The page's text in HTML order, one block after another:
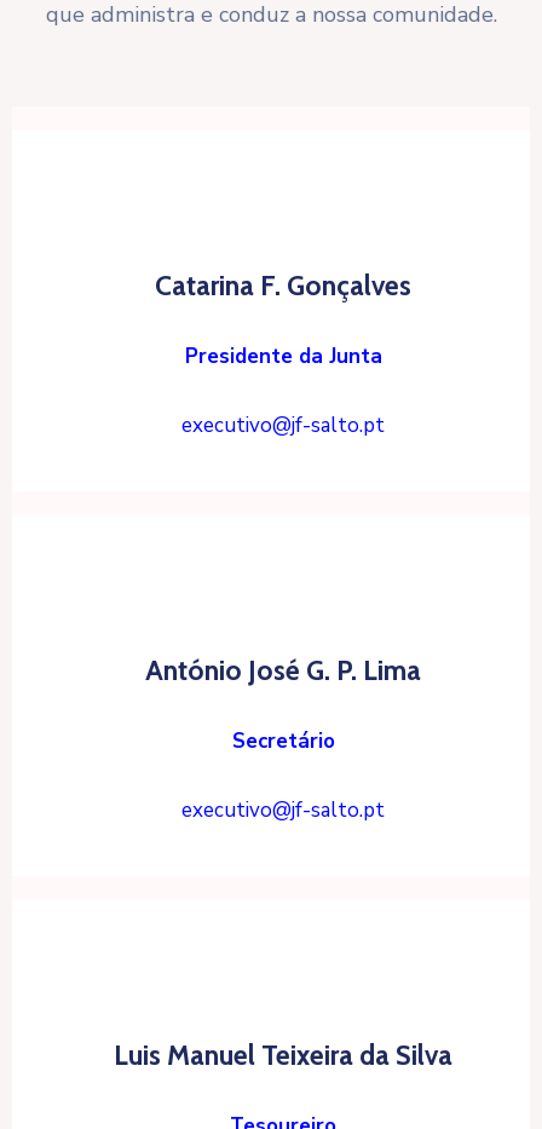
que administra e conduz a nossa comunidade.
Catarina F. Gonçalves
Presidente da Junta
executivo@jf-salto.pt
António José G. P. Lima
Secretário
executivo@jf-salto.pt
Luis Manuel Teixeira da Silva